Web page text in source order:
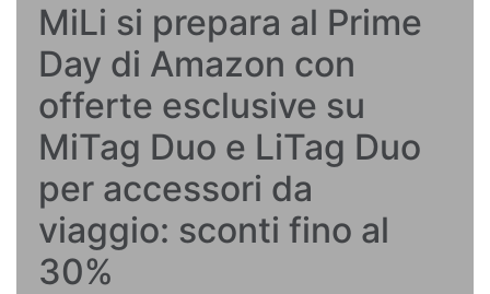
MiLi si prepara al Prime
Day di Amazon con
offerte esclusive su
MiTag Duo e LiTag Duo
per accessori da
viaggio: sconti fino al
30%